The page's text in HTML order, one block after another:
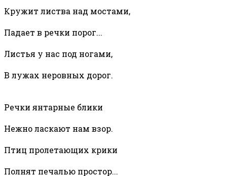
Кружит листва над мостами,
Падает в речки порог...
Листья у нас под ногами,
В лужах неровных дорог.
Речки янтарные блики
Нежно ласкают нам взор.
Птиц пролетающих крики
Полнят печалью простор...